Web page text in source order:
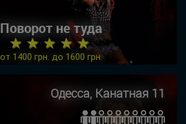
Поворот не туда
★ ★ ★ ★ ★
от 1400 грн. до 1600 грн.
Одесса, Канатная 11